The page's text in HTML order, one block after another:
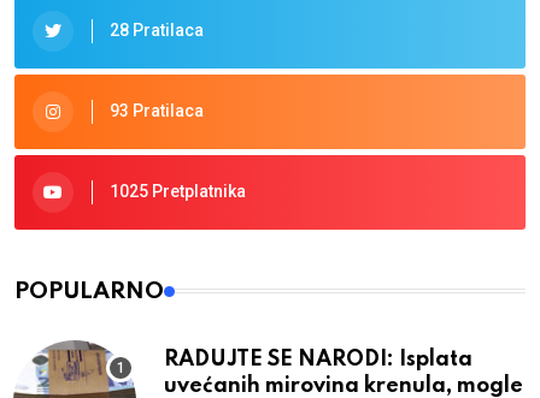
28 Pratilaca
93 Pratilaca
1025 Pretplatnika
POPULARNO
RADUJTE SE NARODI: Isplata
uvećanih mirovina krenula, mogle